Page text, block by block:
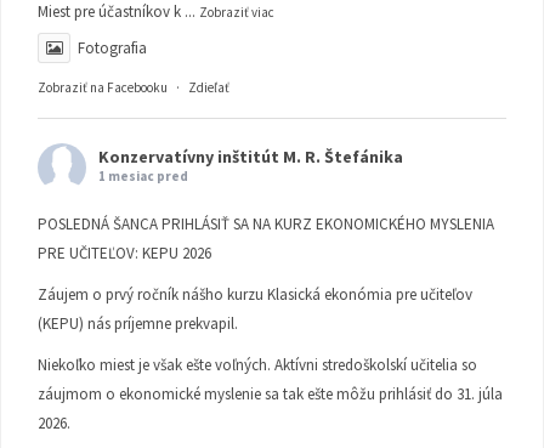
Miest pre účastníkov k ... Zobraziť viac
Fotografia
Zobraziť na Facebooku · Zdieľať
Konzervatívny inštitút M. R. Štefánika
1 mesiac pred
POSLEDNÁ ŠANCA PRIHLÁSIŤ SA NA KURZ EKONOMICKÉHO MYSLENIA
PRE UČITEĽOV: KEPU 2026
Záujem o prvý ročník nášho kurzu Klasická ekonómia pre učiteľov
(KEPU) nás príjemne prekvapil.
Niekoľko miest je však ešte voľných. Aktívni stredoškolskí učitelia so
záujmom o ekonomické myslenie sa tak ešte môžu prihlásiť do 31. júla
2026.